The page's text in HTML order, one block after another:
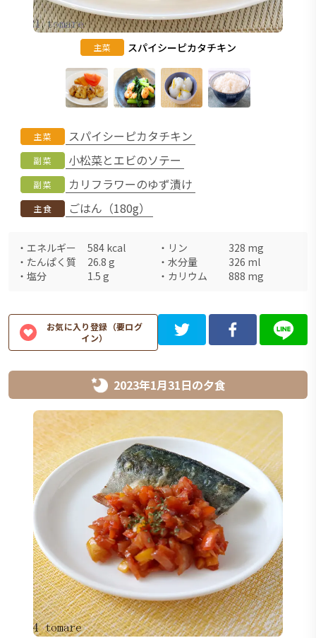
主菜 スパイシーピカタチキン
主菜 スパイシーピカタチキン
副菜 小松菜とエビのソテー
副菜 カリフラワーのゆず漬け
主食 ごはん（180g）
・ エネルギー 584 kcal ・ リン 328 mg
・ たんぱく質 26.8 g ・ 水分量 326 ml
・ 塩分 1.5 g ・ カリウム 888 mg
お気に入り登録（要ログ
イン）
2023年1月31日の夕食